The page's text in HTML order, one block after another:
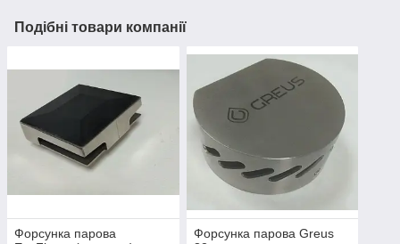
Подібні товари компанії
Форсунка парова
Форсунка парова Greus